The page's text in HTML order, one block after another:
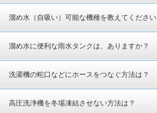
溜め水（自吸い）可能な機種を教えてください
溜め水に便利な雨水タンクは、ありますか？
洗濯機の蛇口などにホースをつなぐ方法は？
高圧洗浄機を冬場凍結させない方法は？